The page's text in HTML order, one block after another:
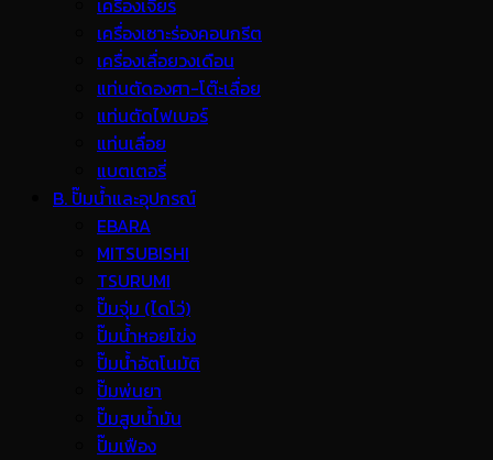
เครื่องเจียร์
เครื่องเซาะร่องคอนกรีต
เครื่องเลื่อยวงเดือน
แท่นตัดองศา-โต๊ะเลื่อย
แท่นตัดไฟเบอร์
แท่นเลื่อย
แบตเตอรี่
B. ปั๊มน้ำและอุปกรณ์
EBARA
MITSUBISHI
TSURUMI
ปั๊มจุ่ม (ไดโว่)
ปั๊มน้ำหอยโข่ง
ปั๊มน้ำอัตโนมัติ
ปั๊มพ่นยา
ปั๊มสูบน้ำมัน
ปั๊มเฟือง